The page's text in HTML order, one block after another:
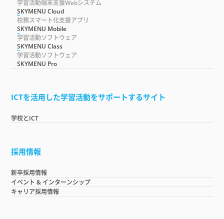
学習活動端末支援Webシステム
SKYMENU Cloud
校務スマート化支援アプリ
SKYMENU Mobile
学習活動ソフトウェア
SKYMENU Class
学習活動ソフトウェア
SKYMENU Pro
ICTを活用した学習活動をサポートするサイト
学校とICT
採用情報
新卒採用情報
イベント & インターンシップ
キャリア採用情報